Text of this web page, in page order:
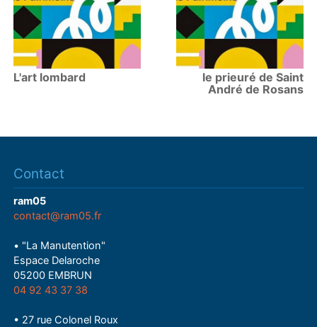
L'art lombard
le prieuré de Saint
André de Rosans
Contact
ram05
contact@ram05.fr
• "La Manutention"
Espace Delaroche
05200 EMBRUN
04 92 43 37 38
• 27 rue Colonel Roux